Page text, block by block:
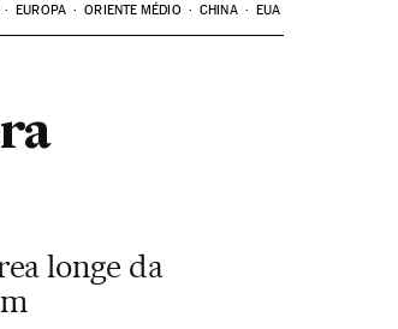
EUROPA ORIENTE MÉDIO CHINA EUA
longe da